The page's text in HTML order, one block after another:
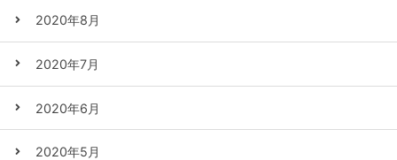
2020年8月
2020年7月
2020年6月
2020年5月